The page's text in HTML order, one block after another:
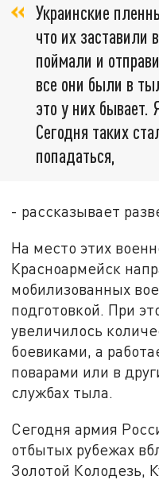
Украинские
что их заставили
поймали и
все они были в
это у них бывает.
Сегодня таких
попадаться,
- рассказывает
На место этих
Красноармейск
мобилизованных
подготовкой. При
увеличилось
боевиками, а
поварами или в
службах тыла.
Сегодня армия
отбытых рубежах
Золотой Колодезь,